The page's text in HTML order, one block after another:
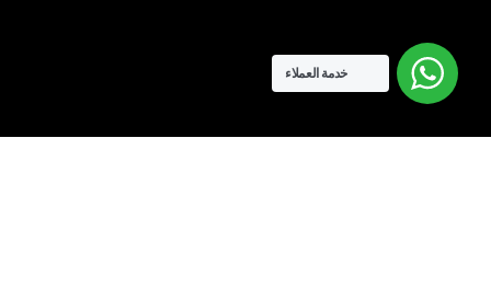
خدمة العملاء